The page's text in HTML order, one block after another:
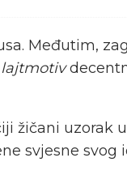
Međutim,
lajtmotiv
žičani uzorak
svjesne svog